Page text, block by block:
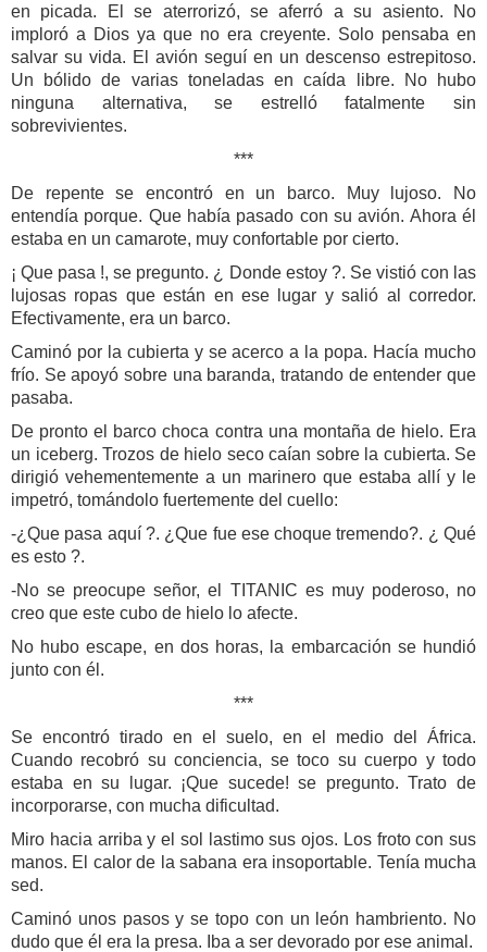
en picada. El se aterrorizó, se aferró a su asiento. No
imploró a Dios ya que no era creyente. Solo pensaba en
salvar su vida. El avión seguí en un descenso estrepitoso.
Un bólido de varias toneladas en caída libre. No hubo
ninguna alternativa, se estrelló fatalmente sin
sobrevivientes.
***
De repente se encontró en un barco. Muy lujoso. No
entendía porque. Que había pasado con su avión. Ahora él
estaba en un camarote, muy confortable por cierto.
¡ Que pasa !, se pregunto. ¿ Donde estoy ?. Se vistió con las
lujosas ropas que están en ese lugar y salió al corredor.
Efectivamente, era un barco.
Caminó por la cubierta y se acerco a la popa. Hacía mucho
frío. Se apoyó sobre una baranda, tratando de entender que
pasaba.
De pronto el barco choca contra una montaña de hielo. Era
un iceberg. Trozos de hielo seco caían sobre la cubierta. Se
dirigió vehementemente a un marinero que estaba allí y le
impetró, tomándolo fuertemente del cuello:
-¿Que pasa aquí ?. ¿Que fue ese choque tremendo?. ¿ Qué
es esto ?.
-No se preocupe señor, el TITANIC es muy poderoso, no
creo que este cubo de hielo lo afecte.
No hubo escape, en dos horas, la embarcación se hundió
junto con él.
***
Se encontró tirado en el suelo, en el medio del África.
Cuando recobró su conciencia, se toco su cuerpo y todo
estaba en su lugar. ¡Que sucede! se pregunto. Trato de
incorporarse, con mucha dificultad.
Miro hacia arriba y el sol lastimo sus ojos. Los froto con sus
manos. El calor de la sabana era insoportable. Tenía mucha
sed.
Caminó unos pasos y se topo con un león hambriento. No
dudo que él era la presa. Iba a ser devorado por ese animal.